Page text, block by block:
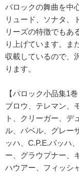
バロックの舞曲を中
リュード、ソナタ、
リーズの特徴でもあ
り上げています。ま
収載しているので、
ります。
【バロック小品集1
ブロウ、テレマン、
ト、クリーガー、デ
ル、バベル、グレー
ッハ、C.P.E.バッハ
ー、グラウプナー、
ハウアー、フィッシ